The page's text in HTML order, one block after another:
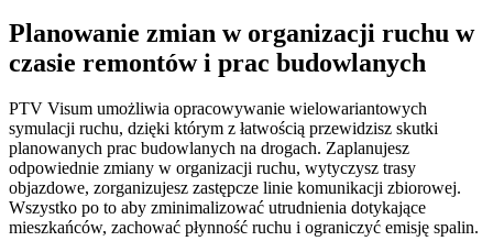
Planowanie zmian w organizacji ruchu w
czasie remontów i prac budowlanych
PTV Visum umożliwia opracowywanie wielowariantowych
symulacji ruchu, dzięki którym z łatwością przewidzisz skutki
planowanych prac budowlanych na drogach. Zaplanujesz
odpowiednie zmiany w organizacji ruchu, wytyczysz trasy
objazdowe, zorganizujesz zastępcze linie komunikacji zbiorowej.
Wszystko po to aby zminimalizować utrudnienia dotykające
mieszkańców, zachować płynność ruchu i ograniczyć emisję spalin.